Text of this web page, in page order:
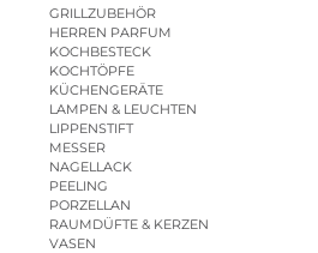
GRILLZUBEHÖR
HERREN PARFUM
KOCHBESTECK
KOCHTÖPFE
KÜCHENGERÄTE
LAMPEN & LEUCHTEN
LIPPENSTIFT
MESSER
NAGELLACK
PEELING
PORZELLAN
RAUMDÜFTE & KERZEN
VASEN